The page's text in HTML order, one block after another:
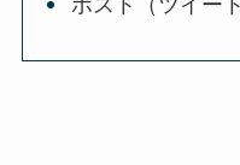
ポスト（ツイー